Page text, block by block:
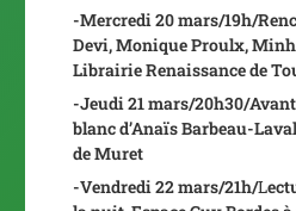
-Mercredi 20 mars/19h/
Devi, Monique Proulx,
Librairie Renaissance de
-Jeudi 21 mars/20h30/
blancd’Anaïs Barbeau-
de Muret
-Vendredi 22 mars/21h/L